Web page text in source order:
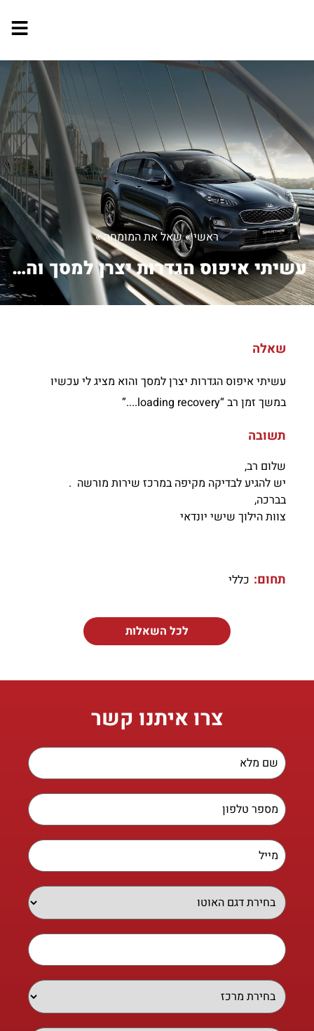
ראשי»שאל את המומחה»
עשיתי איפוס הגדרות יצרן למסך והוא מצי...
שאלה
עשיתי איפוס הגדרות יצרן למסך והוא מציג לי עכשיו
במשך זמן רב “loading recovery....”
תשובה
שלום רב,
יש להגיע לבדיקה מקיפה במרכז שירות מורשה .
בברכה,
צוות הילוך שישי יונדאי
תחום: כללי
לכל השאלות
צרו איתנו קשר